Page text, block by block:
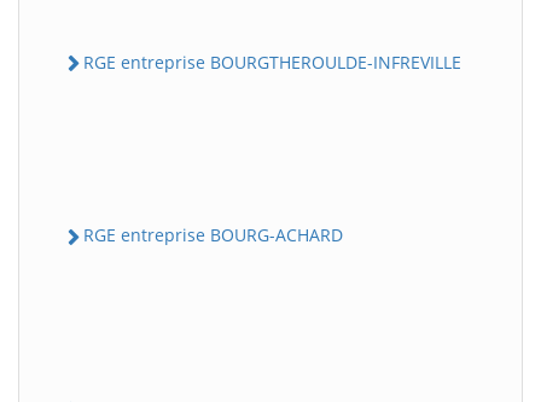
RGE entreprise BOURGTHEROULDE-INFREVILLE
RGE entreprise BOURG-ACHARD